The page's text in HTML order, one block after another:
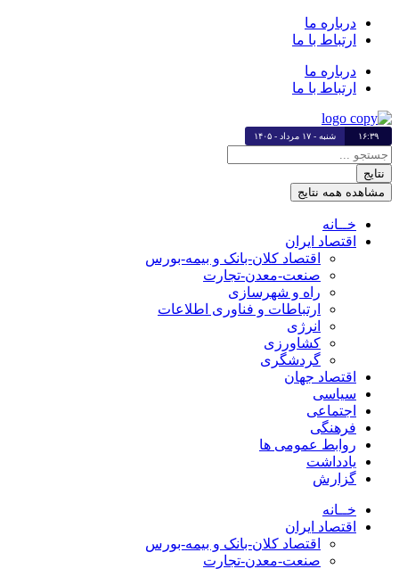
پرش
درباره ما
ارتباط با ما
درباره ما
ارتباط با ما
۱۶:۳۹ شنبه - ۱۷ مرداد - ۱۴۰۵
جستجو
...نتایج
مشاهده همه نتایج
خــانه
اقتصاد ایران
اقتصاد کلان-بانک و بیمه-بورس
صنعت-معدن-تجارت
راه و شهرسازی
ارتباطات و فناوری اطلاعات
انرژی
کشاورزی
گردشگری
اقتصاد جهان
سیاسی
اجتماعی
فرهنگی
روابط عمومی ها
یادداشت
گزارش
خــانه
اقتصاد ایران
اقتصاد کلان-بانک و بیمه-بورس
صنعت-معدن-تجارت